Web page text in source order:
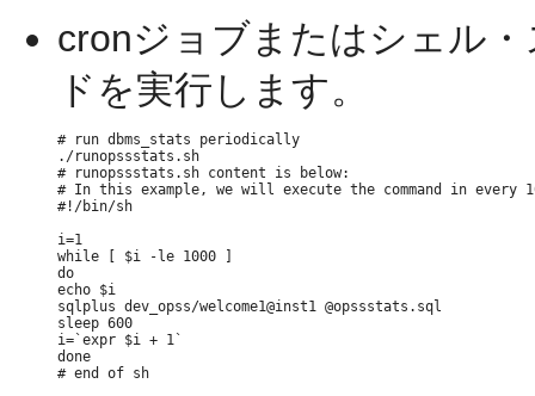
cronジョブまたはシェル
ドを実行します。
# run dbms_stats periodically
./runopssstats.sh
# runopssstats.sh content is below:
# In this example, we will execute the command in every
#!/bin/sh
i=1
while [ $i -le 1000 ]
do
echo $i
sqlplus dev_opss/welcome1@inst1 @opssstats.sql
sleep 600
i=`expr $i + 1`
done
# end of sh